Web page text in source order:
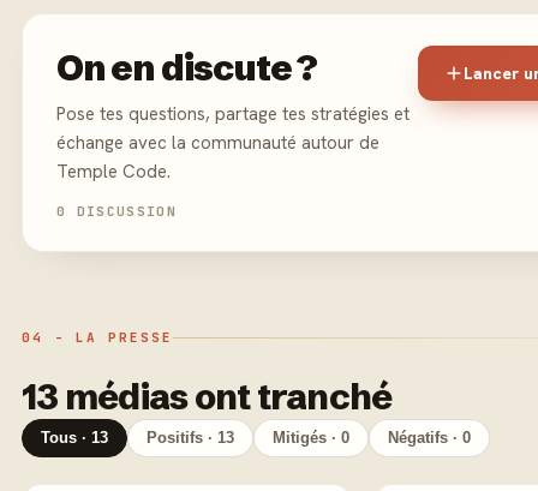
On en discute ?
Pose tes questions, partage tes stratégies et
échange avec la communauté autour de
Temple Code.
0 DISCUSSION
Lancer
04 - LA PRESSE
13 médias ont tranché
Tous · 13 Positifs · 13 Mitigés · 0 Négatifs · 0